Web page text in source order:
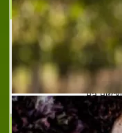
КАТИ - ИВАН
КАТИ -
фирма
бърз
на
ВАЛЕНТИН